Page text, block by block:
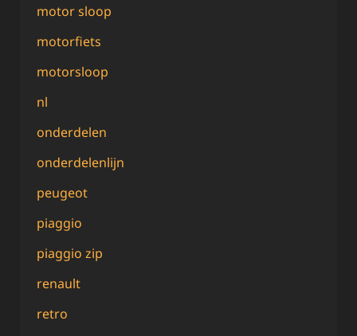
motor sloop
motorfiets
motorsloop
nl
onderdelen
onderdelenlijn
peugeot
piaggio
piaggio zip
renault
retro